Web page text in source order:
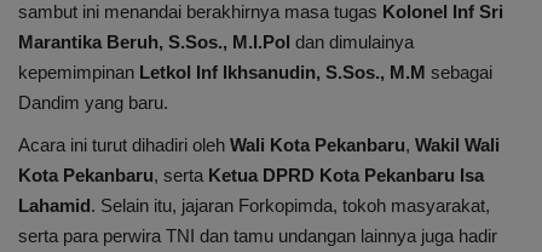
Olahraga
Opini
Budaya
Internasional
sambut ini menandai berakhirnya masa tugas Kolonel Inf Sri
Marantika Beruh, S.Sos., M.I.Pol dan dimulainya
kepemimpinan Letkol Inf Ikhsanudin, S.Sos., M.M sebagai
Dandim yang baru.
Acara ini turut dihadiri oleh Wali Kota Pekanbaru, Wakil Wali
Kota Pekanbaru, serta Ketua DPRD Kota Pekanbaru Isa
Lahamid. Selain itu, jajaran Forkopimda, tokoh masyarakat,
serta para perwira TNI dan tamu undangan lainnya juga hadir